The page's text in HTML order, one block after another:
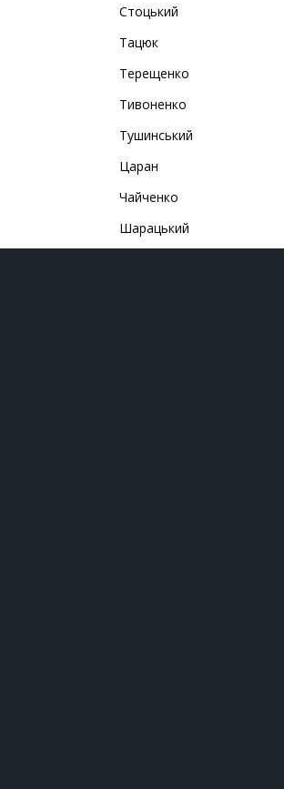
Стоцький
Тацюк
Терещенко
Тивоненко
Тушинський
Царан
Чайченко
Шарацький